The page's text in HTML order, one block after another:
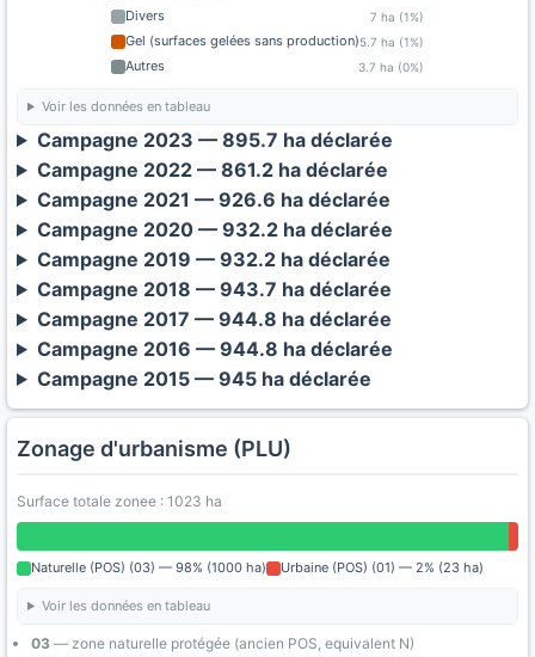
Divers 7 ha (1%)
Gel (surfaces gelées sans production)5.7 ha (1%)
Autres 3.7 ha (0%)
Voir les données en tableau
Campagne 2023 — 895.7 ha déclarée
Campagne 2022 — 861.2 ha déclarée
Campagne 2021 — 926.6 ha déclarée
Campagne 2020 — 932.2 ha déclarée
Campagne 2019 — 932.2 ha déclarée
Campagne 2018 — 943.7 ha déclarée
Campagne 2017 — 944.8 ha déclarée
Campagne 2016 — 944.8 ha déclarée
Campagne 2015 — 945 ha déclarée
Zonage d'urbanisme (PLU)
Surface totale zonee : 1023 ha
Naturelle (POS) (03) — 98% (1000 ha) Urbaine (POS) (01) — 2% (23 ha)
Voir les données en tableau
03 — zone naturelle protégée (ancien POS, equivalent N)